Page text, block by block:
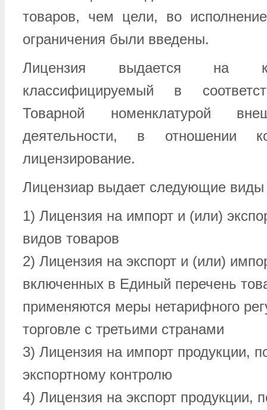
товаров, чем цели, во
ограничения были введены.
Лицензия выдается на
классифицируемый в
Товарной номенклатурой
деятельности, в отношении
лицензирование.
Лицензиар выдает следующие виды
1) Лицензия на импорт и (или)
видов товаров
2) Лицензия на экспорт и (или)
включенных в Единый перечень
применяются меры нетарифного
торговле с третьими странами
3) Лицензия на импорт продукции,
экспортному контролю
4) Лицензия на экспорт продукции,